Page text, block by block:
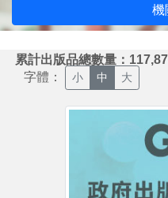
機
累計出版品總數量：
字體： 小 中 大